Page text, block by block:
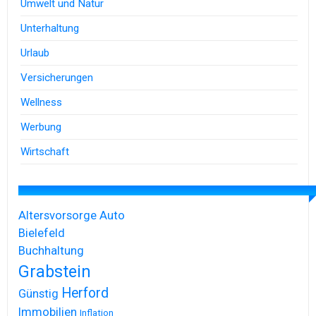
Umwelt und Natur
Unterhaltung
Urlaub
Versicherungen
Wellness
Werbung
Wirtschaft
Altersvorsorge Auto
Bielefeld
Buchhaltung
Grabstein
Günstig Herford
Immobilien Inflation